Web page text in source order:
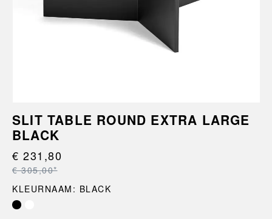
SLIT TABLE ROUND EXTRA LARGE
BLACK
€ 231,80
€ 305,00*
KLEURNAAM: BLACK